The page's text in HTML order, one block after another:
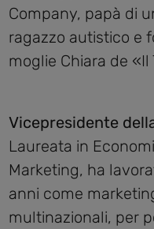
Company, papà di
ragazzo autistico e
moglie Chiara de «Il
Vicepresidente
Laureata in
Marketing, ha
anni come
multinazionali, per